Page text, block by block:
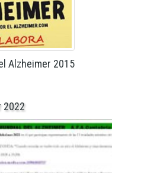
Alzheimer 2015
2022